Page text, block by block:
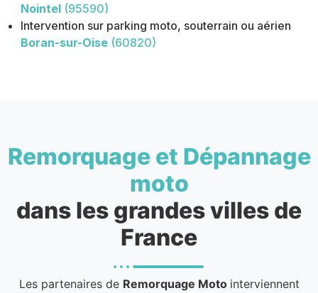
Nointel (95590)
Intervention sur parking moto, souterrain ou aérien
Boran-sur-Oise (60820)
Remorquage et Dépannage
moto
dans les grandes villes de
France
Les partenaires de Remorquage Moto interviennent